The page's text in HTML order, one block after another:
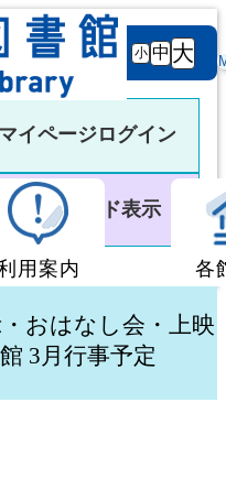
黒
文字サ
イズ
小 中 大
マイページログイン
利用者カード表示
用案内
図書館利用案内
各
おはなし会・上映
3月行事予定